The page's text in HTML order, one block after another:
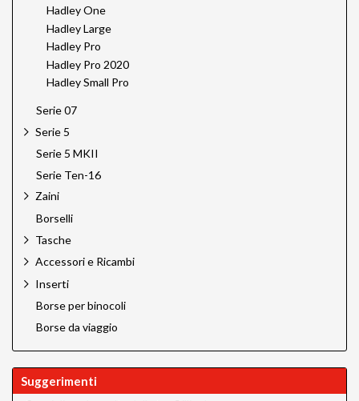
Hadley One
Hadley Large
Hadley Pro
Hadley Pro 2020
Hadley Small Pro
Serie 07
Serie 5
Serie 5 MKII
Serie Ten-16
Zaini
Borselli
Tasche
Accessori e Ricambi
Inserti
Borse per binocoli
Borse da viaggio
Suggerimenti